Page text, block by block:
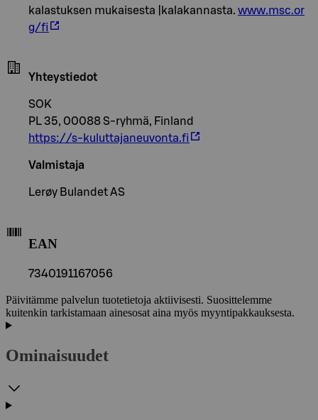
kalastuksen mukaisesta |kalakannasta. www.msc.or
g/fi
Yhteystiedot
SOK
PL 35, 00088 S-ryhmä, Finland
https://s-kuluttajaneuvonta.fi
Valmistaja
Lerøy Bulandet AS
EAN
7340191167056
Päivitämme palvelun tuotetietoja aktiivisesti. Suosittelemme
kuitenkin tarkistamaan ainesosat aina myös myyntipakkauksesta.
Ominaisuudet